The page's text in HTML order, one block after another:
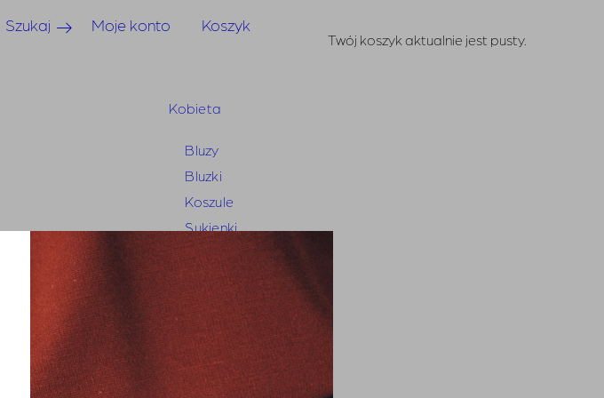
Szukaj Moje konto Koszyk
Twój koszyk aktualnie jest pusty.
Kobieta
Bluzy
Bluzki
Koszule
Sukienki
Spódnice
Spodnie
Jeansy
Marynarki i kamizelki
Swetry i kardigany
Tuniki i narzutki